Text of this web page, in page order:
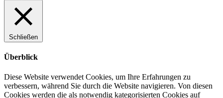
Schließen
Überblick
Diese Website verwendet Cookies, um Ihre Erfahrungen zu
verbessern, während Sie durch die Website navigieren. Von diesen
Cookies werden die als notwendig kategorisierten Cookies auf